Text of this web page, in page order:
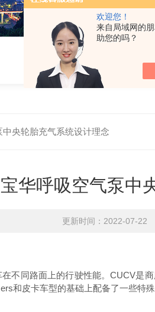
欢迎您！
来自局域网的
助您的吗？
中央轮胎充气系统设计理念
华呼吸空气泵中
更新时间：2022-07-
同路面上的行驶性能。CUCV是
和皮卡车型的基础上配备了一些特